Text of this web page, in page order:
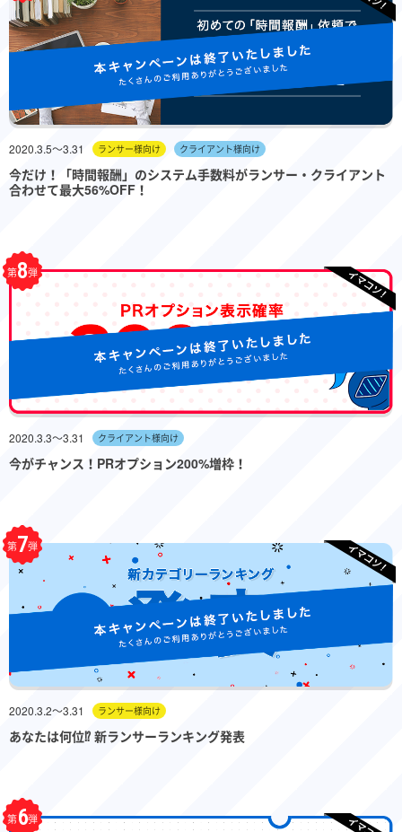
2020.3.5〜3.31 ランサー様向け クライアント様向け
今だけ！「時間報酬」のシステム手数料がランサー・クライアント
合わせて最大56%OFF！
第8弾
2020.3.3〜3.31 クライアント様向け
今がチャンス！PRオプション200%増枠！
第7弾
2020.3.2〜3.31 ランサー様向け
あなたは何位⁉︎ 新ランサーランキング発表
第6弾